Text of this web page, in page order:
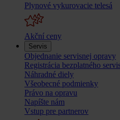
Plynové vykurovacie telesá
Akční ceny
Servis
Objednanie servisnej opravy
Registrácia bezplatného
Náhradné diely
Všeobecné podmienky
Právo na opravu
Napíšte nám
Vstup pre partnerov